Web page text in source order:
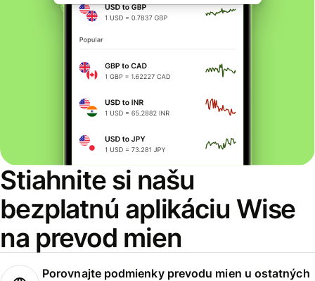
Stiahnite si našu
bezplatnú aplikáciu Wise
na prevod mien
Porovnajte podmienky prevodu mien u ostatných